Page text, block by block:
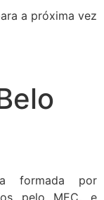
a próxima vez
formada por
pelo MEC, e